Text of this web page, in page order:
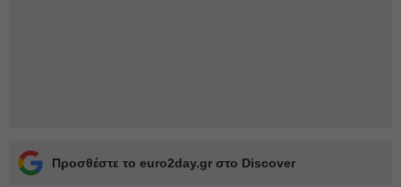
Προσθέστε το euro2day.gr στο Discover